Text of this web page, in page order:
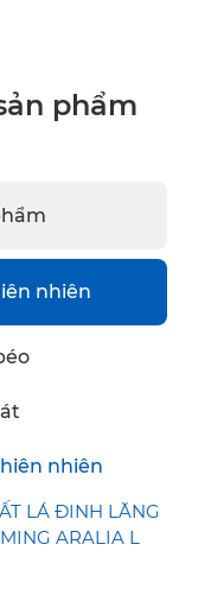
phẩm
nhiên
nhiên
LÁ ĐINH LĂNG
ARALIA L